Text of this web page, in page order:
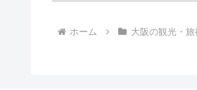
ホーム 大阪の観光・旅